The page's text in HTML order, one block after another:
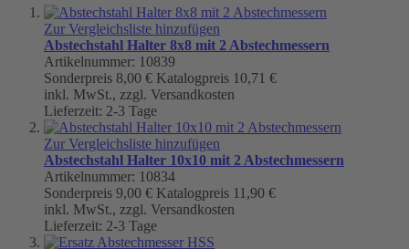
Zur Vergleichsliste hinzufügen
Abstechstahl Halter 8x8 mit 2 Abstechmessern
Artikelnummer: 10839
Sonderpreis 8,00 € Katalogpreis 10,71 €
inkl. MwSt., zzgl. Versandkosten
Lieferzeit: 2-3 Tage
Zur Vergleichsliste hinzufügen
Abstechstahl Halter 10x10 mit 2 Abstechmessern
Artikelnummer: 10834
Sonderpreis 9,00 € Katalogpreis 11,90 €
inkl. MwSt., zzgl. Versandkosten
Lieferzeit: 2-3 Tage